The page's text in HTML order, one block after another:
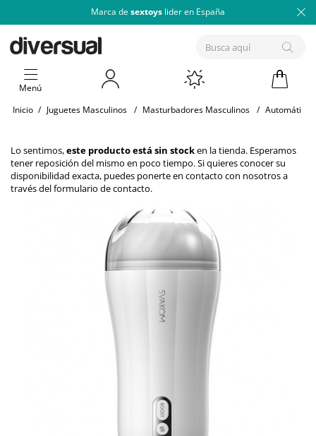
Marca de sextoys lider en España
Menú
Inicio / Juguetes Masculinos / Masturbadores Masculinos / Automáticos
Lo sentimos,este producto está sin stocken la tienda. Esperamos
tener reposición del mismo en poco tiempo. Si quieres conocer su
disponibilidad exacta, puedes ponerte en contacto con nosotros a
través delformulario de contacto.